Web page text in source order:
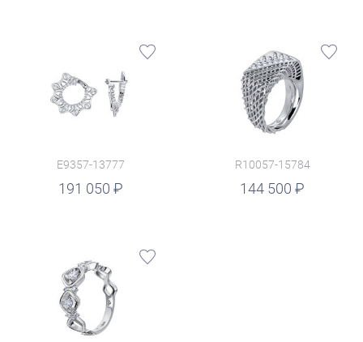
E9357-13777
191 050
R10057-15784
144 500
руб.